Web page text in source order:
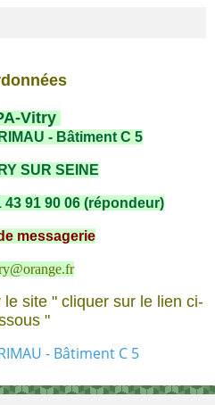
Vitry
- Bâtiment C 5
SUR SEINE
43 91 90 06 (répondeur)
messagerie
site " cliquer sur le lien ci-
"
- Bâtiment C 5